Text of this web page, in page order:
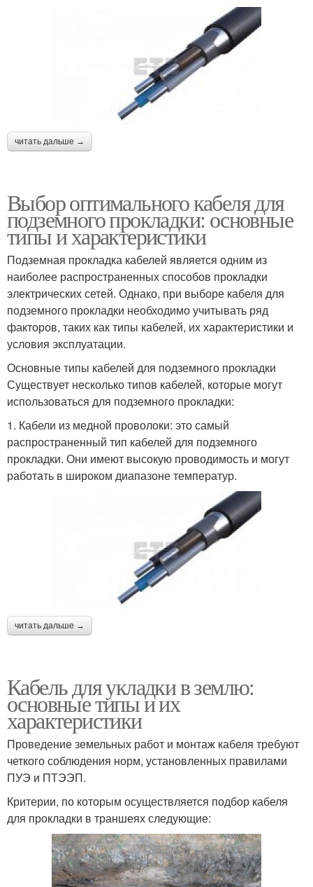
читать дальше →
Выбор оптимального кабеля для
подземного прокладки: основные
типы и характеристики
Подземная прокладка кабелей является одним из
наиболее распространенных способов прокладки
электрических сетей. Однако, при выборе кабеля для
подземного прокладки необходимо учитывать ряд
факторов, таких как типы кабелей, их характеристики и
условия эксплуатации.
Основные типы кабелей для подземного прокладки
Существует несколько типов кабелей, которые могут
использоваться для подземного прокладки:
1. Кабели из медной проволоки: это самый
распространенный тип кабелей для подземного
прокладки. Они имеют высокую проводимость и могут
работать в широком диапазоне температур.
читать дальше →
Кабель для укладки в землю:
основные типы и их
характеристики
Проведение земельных работ и монтаж кабеля требуют
четкого соблюдения норм, установленных правилами
ПУЭ и ПТЭЭП.
Критерии, по которым осуществляется подбор кабеля
для прокладки в траншеях следующие: